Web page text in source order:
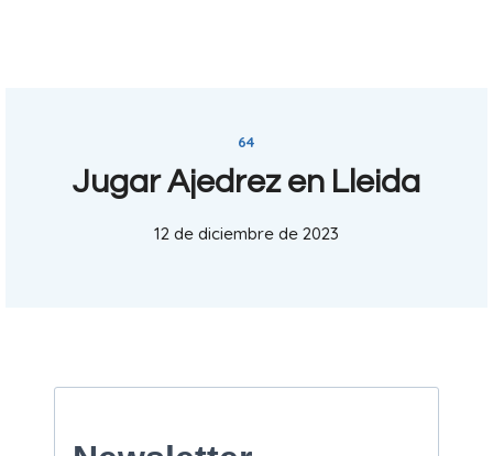
64
Jugar Ajedrez en Lleida
12 de diciembre de 2023